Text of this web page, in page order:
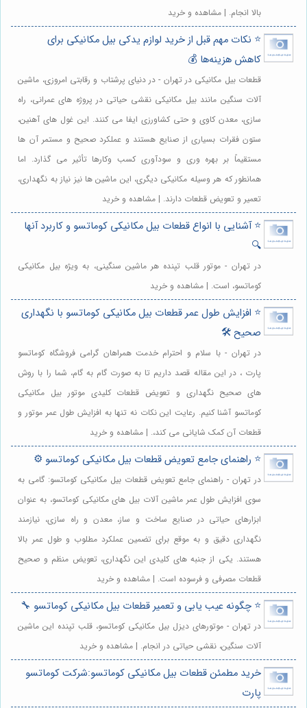
بالا انجام. | مشاهده و خرید
⭐️ نکات مهم قبل از خرید لوازم یدکی بیل مکانیکی برای
کاهش هزینه‌ها 💰
قطعات بیل مکانیکی در تهران - در دنیای پرشتاب و رقابتی امروزی، ماشین
آلات سنگین مانند بیل مکانیکی نقشی حیاتی در پروژه های عمرانی، راه
سازی، معدن کاوی و حتی کشاورزی ایفا می کنند. این غول های آهنین،
ستون فقرات بسیاری از صنایع هستند و عملکرد صحیح و مستمر آن ها
مستقیماً بر بهره وری و سودآوری کسب وکارها تأثیر می گذارد. اما
همانطور که هر وسیله مکانیکی دیگری، این ماشین ها نیز نیاز به نگهداری،
تعمیر و تعویض قطعات دارند. | مشاهده و خرید
⭐️ آشنایی با انواع قطعات بیل مکانیکی کوماتسو و کاربرد آنها
🔍
در تهران - موتور قلب تپنده هر ماشین سنگینی، به ویژه بیل مکانیکی
کوماتسو، است. | مشاهده و خرید
⭐️ افزایش طول عمر قطعات بیل مکانیکی کوماتسو با نگهداری
صحیح 🛠️
در تهران - با سلام و احترام خدمت همراهان گرامی فروشگاه کوماتسو
پارت ، در این مقاله قصد داریم تا به صورت گام به گام، شما را با روش
های صحیح نگهداری و تعویض قطعات کلیدی موتور بیل مکانیکی
کوماتسو آشنا کنیم. رعایت این نکات نه تنها به افزایش طول عمر موتور و
قطعات آن کمک شایانی می کند،. | مشاهده و خرید
⭐️ راهنمای جامع تعویض قطعات بیل مکانیکی کوماتسو ⚙️
در تهران - راهنمای جامع تعویض قطعات بیل مکانیکی کوماتسو: گامی به
سوی افزایش طول عمر ماشین آلات بیل های مکانیکی کوماتسو، به عنوان
ابزارهای حیاتی در صنایع ساخت و ساز، معدن و راه سازی، نیازمند
نگهداری دقیق و به موقع برای تضمین عملکرد مطلوب و طول عمر بالا
هستند. یکی از جنبه های کلیدی این نگهداری، تعویض منظم و صحیح
قطعات مصرفی و فرسوده است. | مشاهده و خرید
⭐️ چگونه عیب یابی و تعمیر قطعات بیل مکانیکی کوماتسو 🔧
در تهران - موتورهای دیزل بیل مکانیکی کوماتسو، قلب تپنده این ماشین
آلات سنگین، نقشی حیاتی در انجام. | مشاهده و خرید
خرید مطمئن قطعات بیل مکانیکی کوماتسو:شرکت کوماتسو
پارت